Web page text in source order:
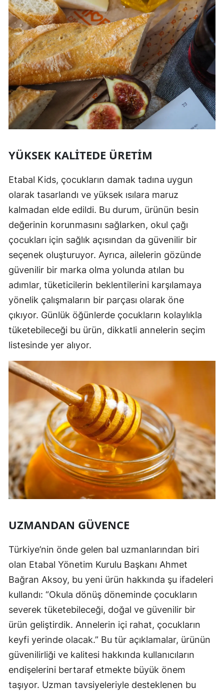
YÜKSEK KALITEDE ÜRETIM
Etabal Kids, çocukların damak tadına uygun
olarak tasarlandı ve yüksek ısılara maruz
kalmadan elde edildi. Bu durum, ürünün besin
değerinin korunmasını sağlarken, okul çağı
çocukları için sağlık açısından da güvenilir bir
seçenek oluşturuyor. Ayrıca, ailelerin gözünde
güvenilir bir marka olma yolunda atılan bu
adımlar, tüketicilerin beklentilerini karşılamaya
yönelik çalışmaların bir parçası olarak öne
çıkıyor. Günlük öğünlerde çocukların kolaylıkla
tüketebileceği bu ürün, dikkatli annelerin seçim
listesinde yer alıyor.
UZMANDAN GÜVENCE
Türkiye’nin önde gelen bal uzmanlarından biri
olan Etabal Yönetim Kurulu Başkanı Ahmet
Bağran Aksoy, bu yeni ürün hakkında şu ifadeleri
kullandı: “Okula dönüş döneminde çocukların
severek tüketebileceği, doğal ve güvenilir bir
ürün geliştirdik. Annelerin içi rahat, çocukların
keyfi yerinde olacak.” Bu tür açıklamalar, ürünün
güvenilirliği ve kalitesi hakkında kullanıcıların
endişelerini bertaraf etmekte büyük önem
taşıyor. Uzman tavsiyeleriyle desteklenen bu